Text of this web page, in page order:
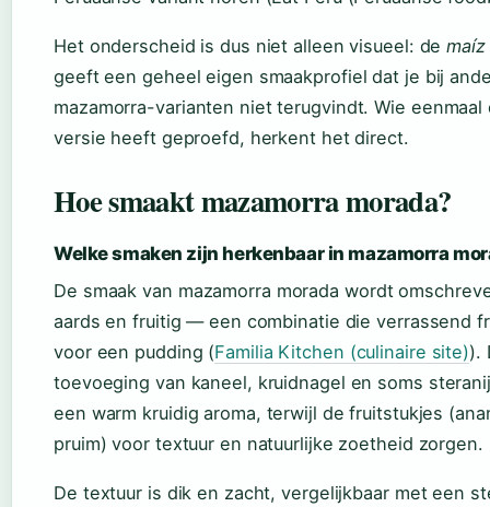
Het onderscheid is dus niet alleen visueel: de
geeft een geheel eigen smaakprofiel dat je bij
mazamorra-varianten niet terugvindt. Wie eenmaal
versie heeft geproefd, herkent het direct.
Hoe smaakt mazamorra morada?
Welke smaken zijn herkenbaar in mazamorra
De smaak van mazamorra morada wordt
aards en fruitig — een combinatie die verrassend
voor een pudding (Familia Kitchen (culinaire site)).
toevoeging van kaneel, kruidnagel en soms
een warm kruidig aroma, terwijl de fruitstukjes
pruim) voor textuur en natuurlijke zoetheid zorgen.
De textuur is dik en zacht, vergelijkbaar met een